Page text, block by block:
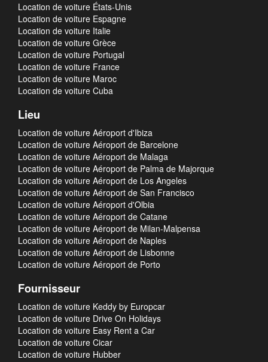
Location de voiture États-Unis
Location de voiture Espagne
Location de voiture Italie
Location de voiture Grèce
Location de voiture Portugal
Location de voiture France
Location de voiture Maroc
Location de voiture Cuba
Lieu
Location de voiture Aéroport d'Ibiza
Location de voiture Aéroport de Barcelone
Location de voiture Aéroport de Malaga
Location de voiture Aéroport de Palma de Majorque
Location de voiture Aéroport de Los Angeles
Location de voiture Aéroport de San Francisco
Location de voiture Aéroport d'Olbia
Location de voiture Aéroport de Catane
Location de voiture Aéroport de Milan-Malpensa
Location de voiture Aéroport de Naples
Location de voiture Aéroport de Lisbonne
Location de voiture Aéroport de Porto
Fournisseur
Location de voiture Keddy by Europcar
Location de voiture Drive On Holidays
Location de voiture Easy Rent a Car
Location de voiture Cicar
Location de voiture Hubber